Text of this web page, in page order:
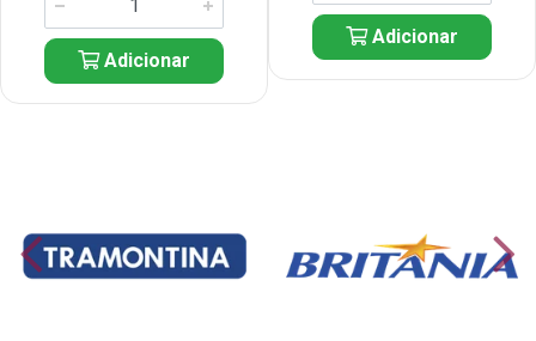
Adicionar
Adicionar